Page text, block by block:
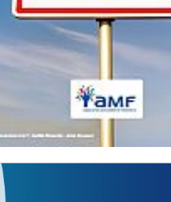
Statut de l’élu local
3 avril 2024